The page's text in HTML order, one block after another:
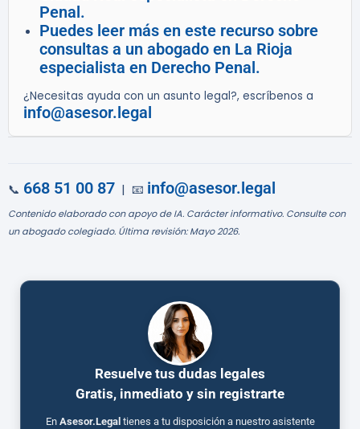
Penal.
Puedes leer más en este recurso sobre
consultas a un abogado en La Rioja
especialista en Derecho Penal.
¿Necesitas ayuda con un asunto legal?, escríbenos a
info@asesor.legal
📞 668 51 00 87 | 📧 info@asesor.legal
Contenido elaborado con apoyo de IA. Carácter informativo. Consulte con
un abogado colegiado. Última revisión: Mayo 2026.
Resuelve tus dudas legales
Gratis, inmediato y sin registrarte
En Asesor.Legal tienes a tu disposición a nuestro asistente